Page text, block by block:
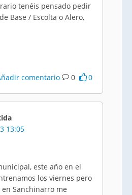
tenéis pensado pedir
Base / Escolta o Alero,
comentario 0 0
13:05
este año en el
los viernes pero
Sanchinarro me